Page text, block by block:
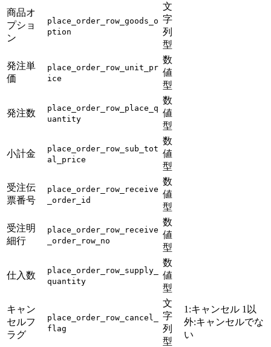
商品オ
プショ
ン
place_order_row_goods_o
ption
文
字
列
型
発注単
価
place_order_row_unit_pr
ice
数
値
型
発注数
place_order_row_place_q
uantity
数
値
型
小計金
place_order_row_sub_tot
al_price
数
値
型
受注伝
票番号
place_order_row_receive
_order_id
数
値
型
受注明
細行
place_order_row_receive
_order_row_no
数
値
型
仕入数
place_order_row_supply_
quantity
数
値
型
キャン
セルフ
ラグ
place_order_row_cancel_
flag
文
字
列
型
1:キャンセル 1以
外:キャンセルでな
い